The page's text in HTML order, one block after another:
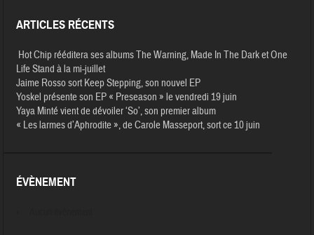
ARTICLES RÉCENTS
Hot Chip rééditera ses albums The Warning, Made In The Dark et One
Life Stand à la mi-juillet
Jaime Rosso sort Keep Stepping, son nouvel EP
Yoskel présente son EP « Preseason » le vendredi 19 juin
Yaya Minté vient de dévoiler ‘So’, son premier album
« Les larmes d’Aphrodite », de Carole Masseport, sort ce 10 juin
ÉVÈNEMENT